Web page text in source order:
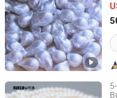
Zhejiang, China